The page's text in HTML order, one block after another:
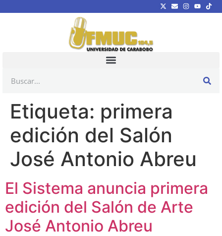
Etiqueta: primera
edición del Salón
José Antonio Abreu
El Sistema anuncia primera
edición del Salón de Arte
José Antonio Abreu